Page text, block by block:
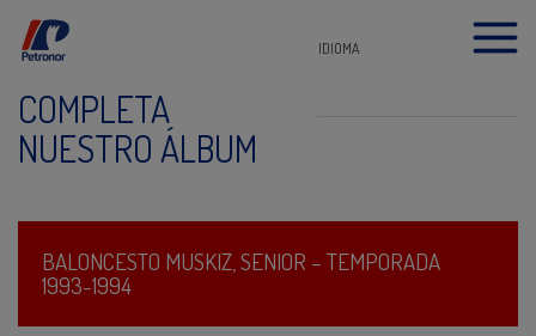
IDIOMA
COMPLETA
NUESTRO ÁLBUM
BALONCESTO MUSKIZ, SENIOR – TEMPORADA
1993-1994